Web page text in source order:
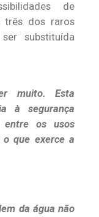
de
três dos raros
substituída
muito. Esta
à segurança
entre os usos
que exerce a
da água não